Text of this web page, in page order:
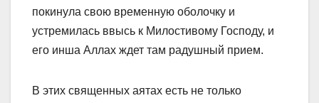
покинула свою временную оболочку и
устремилась ввысь к Милостивому Господу, и
его инша Аллах ждет там радушный прием.
В этих священных аятах есть не только